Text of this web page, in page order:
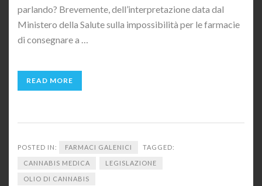
parlando? Brevemente, dell’interpretazione data dal
Ministero della Salute sulla impossibilità per le farmacie
di consegnare a …
READ MORE
POSTED IN: FARMACI GALENICI TAGGED:
CANNABIS MEDICA LEGISLAZIONE
OLIO DI CANNABIS